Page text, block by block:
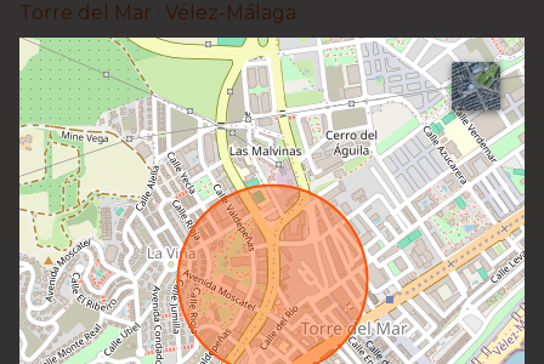
Torre del Mar · Vélez-Málaga